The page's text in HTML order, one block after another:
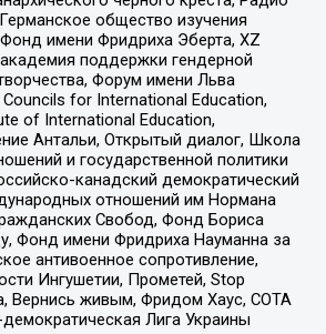
общество изучения
имени Фридриха Эберта, XZ
поддержки гендерной
Форум имени Льва
for International Education,
of International Education,
Антальи, Открытый диалог, Школа
и государственной политики
канадский демократический
отношений им Нормана
Свобод, Фонд Бориса
Фонд имени Фридриха Науманна за
антивоенное сопротивление,
Ингушетии, Прометей, Stop
Вернись живым, Фридом Хаус, СОТА
Лига Украины